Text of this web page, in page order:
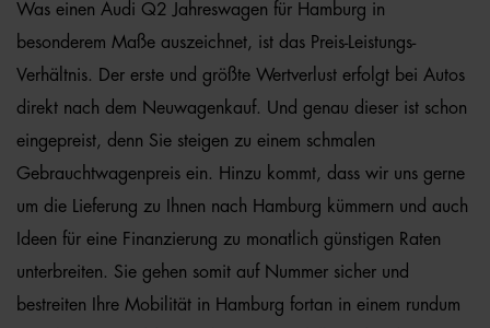
Was einen Audi Q2 Jahreswagen für Hamburg in
besonderem Maße auszeichnet, ist das Preis-Leistungs-
Verhältnis. Der erste und größte Wertverlust erfolgt bei Autos
direkt nach dem Neuwagenkauf. Und genau dieser ist schon
eingepreist, denn Sie steigen zu einem schmalen
Gebrauchtwagenpreis ein. Hinzu kommt, dass wir uns gerne
um die Lieferung zu Ihnen nach Hamburg kümmern und auch
Ideen für eine Finanzierung zu monatlich günstigen Raten
unterbreiten. Sie gehen somit auf Nummer sicher und
bestreiten Ihre Mobilität in Hamburg fortan in einem rundum